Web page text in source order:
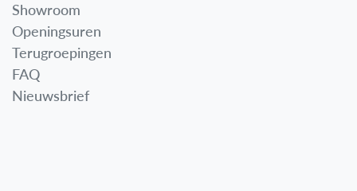
Showroom
Openingsuren
Terugroepingen
FAQ
Nieuwsbrief